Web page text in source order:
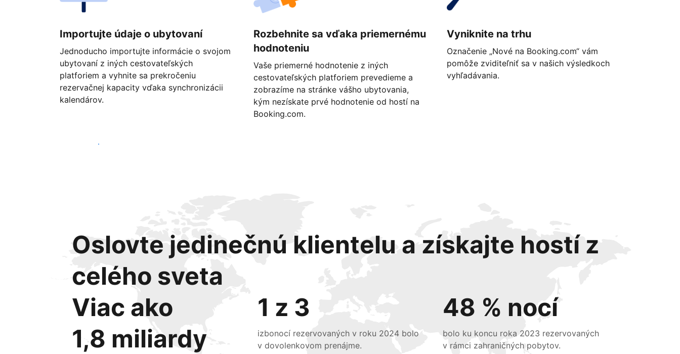
Importujte údaje o ubytovaní
Jednoducho importujte informácie o svojom
ubytovaní z iných cestovateľských
platforiem a vyhnite sa prekročeniu
rezervačnej kapacity vďaka synchronizácii
kalendárov.
Rozbehnite sa vďaka priemernému
hodnoteniu
Vaše priemerné hodnotenie z iných
cestovateľských platforiem prevedieme a
zobrazíme na stránke vášho ubytovania,
kým nezískate prvé hodnotenie od hostí na
Booking.com.
Vyniknite na trhu
Označenie „Nové na Booking.com“ vám
pomôže zviditeľniť sa v našich výsledkoch
vyhľadávania.
Začať ešte dnes
Oslovte jedinečnú klientelu a získajte hostí z
celého sveta
Viac ako
1,8 miliardy
1 z 3
izbonocí rezervovaných v roku 2024 bolo
v dovolenkovom prenájme.
48 % nocí
bolo ku koncu roka 2023 rezervovaných
v rámci zahraničných pobytov.